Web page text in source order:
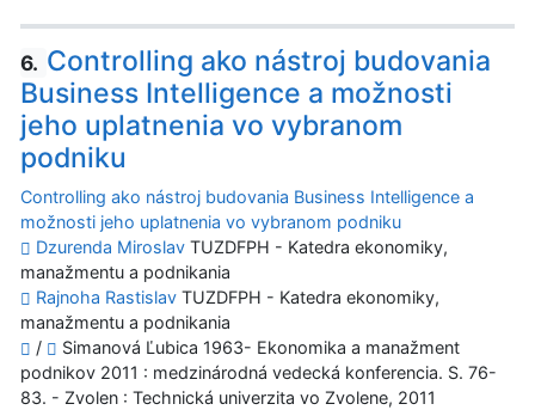
6. Controlling ako nástroj budovania
Business Intelligence a možnosti
jeho uplatnenia vo vybranom
podniku
Controlling ako nástroj budovania Business Intelligence a
možnosti jeho uplatnenia vo vybranom podniku
Dzurenda Miroslav TUZDFPH - Katedra ekonomiky,
manažmentu a podnikania
Rajnoha Rastislav TUZDFPH - Katedra ekonomiky,
manažmentu a podnikania
/
Simanová Ľubica 1963- Ekonomika a manažment
podnikov 2011 : medzinárodná vedecká konferencia. S. 76-
83. - Zvolen : Technická univerzita vo Zvolene, 2011